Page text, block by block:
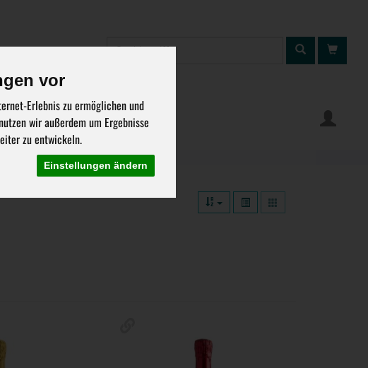
vor
Erlebnis zu ermöglichen und
wir außerdem um Ergebnisse
zu entwickeln.
Einstellungen ändern
Lieferung Warenkorb